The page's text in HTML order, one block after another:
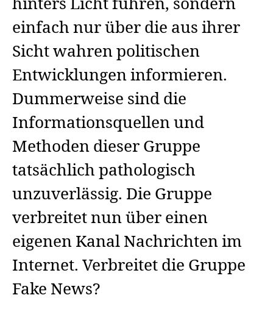
hinters Licht führen, sondern
einfach nur über die aus ihrer
Sicht wahren politischen
Entwicklungen informieren.
Dummerweise sind die
Informationsquellen und
Methoden dieser Gruppe
tatsächlich pathologisch
unzuverlässig. Die Gruppe
verbreitet nun über einen
eigenen Kanal Nachrichten im
Internet. Verbreitet die Gruppe
Fake News?